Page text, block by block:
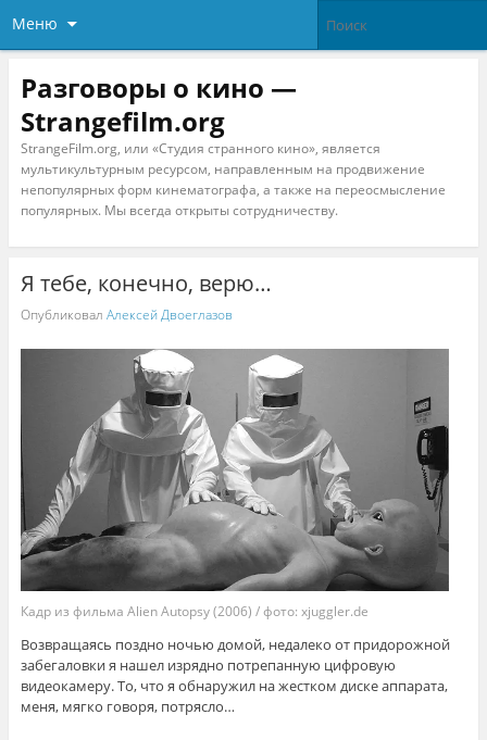
Меню
Разговоры о кино —
Strangefilm.org
StrangeFilm.org, или «Студия странного кино», является
мультикультурным ресурсом, направленным на продвижение
непопулярных форм кинематографа, а также на переосмысление
популярных. Мы всегда открыты сотрудничеству.
Я тебе, конечно, верю…
Опубликовал Алексей Двоеглазов
Кадр из фильма Alien Autopsy (2006) / фото: xjuggler.de
Возвращаясь поздно ночью домой, недалеко от придорожной
забегаловки я нашел изрядно потрепанную цифровую
видеокамеру. То, что я обнаружил на жестком диске аппарата,
меня, мягко говоря, потрясло…